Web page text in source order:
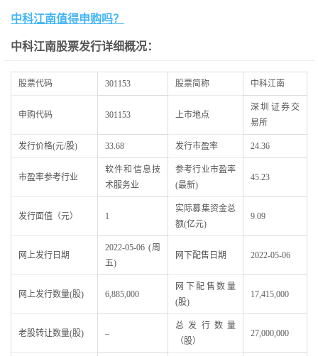
中科江南值得申购吗？
中科江南股票发行详细概况：
股票代码 301153 股票简称 中科江南
申购代码 301153 上市地点
深圳证券交
易所
发行价格(元/股) 33.68 发行市盈率 24.36
市盈率参考行业
软件和信息技
术服务业
参考行业市盈率
(最新)
45.23
发行面值（元） 1
实际募集资金总
额(亿元)
9.09
网上发行日期
2022-05-06 (周
五)
网下配售日期 2022-05-06
网上发行数量(股) 6,885,000
网下配售数量
(股)
17,415,000
老股转让数量(股) –
总发行数量
（股）
27,000,000